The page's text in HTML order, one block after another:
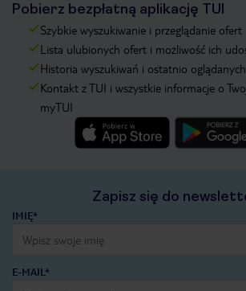
Pobierz bezpłatną aplikację TUI
Szybkie wyszukiwanie i przeglądanie ofert
Lista ulubionych ofert i możliwość ich
Historia wyszukiwań i ostatnio
Kontakt z TUI i wszystkie informacje o
myTUI
Zapisz się do
IMIĘ*
E-MAIL*